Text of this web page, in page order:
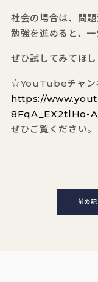
社会の場合は、問
勉強を進めると、
ぜひ試してみてほし
☆YouTubeチャン
https://
8FqA_EX2tlHo-
ぜひご覧ください。
前の